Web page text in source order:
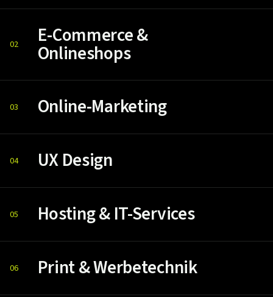
02 E-Commerce &
Onlineshops
03 Online-Marketing
04 UX Design
05 Hosting & IT-Services
06 Print & Werbetechnik